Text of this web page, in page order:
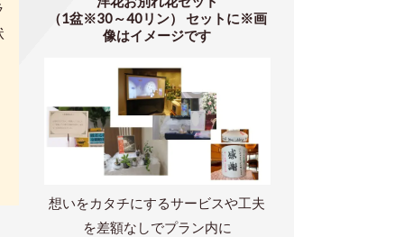
（1盆※30～40リン）
セットに※画
像はイメージです
想いをカタチにするサービスや工夫
を差額なしでプラン内に